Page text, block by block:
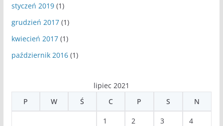
styczeń 2019(1)
grudzień 2017(1)
kwiecień 2017(1)
październik 2016(1)
lipiec 2021
P
W Ś C P S N
1 2 3 4